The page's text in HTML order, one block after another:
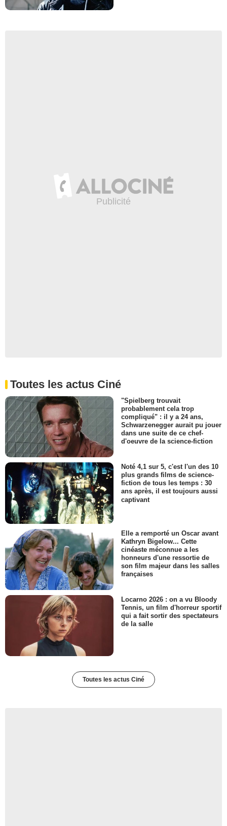
Toutes les actus Ciné
"Spielberg trouvait
probablement cela trop
compliqué" : il y a 24 ans,
Schwarzenegger aurait pu jouer
dans une suite de ce chef-
d'oeuvre de la science-fiction
Noté 4,1 sur 5, c'est l'un des 10
plus grands films de science-
fiction de tous les temps : 30
ans après, il est toujours aussi
captivant
Elle a remporté un Oscar avant
Kathryn Bigelow... Cette
cinéaste méconnue a les
honneurs d'une ressortie de
son film majeur dans les salles
françaises
Locarno 2026 : on a vu Bloody
Tennis, un film d'horreur sportif
qui a fait sortir des spectateurs
de la salle
Toutes les actus Ciné